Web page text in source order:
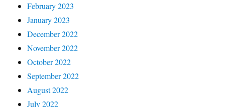
February 2023
January 2023
December 2022
November 2022
October 2022
September 2022
August 2022
July 2022